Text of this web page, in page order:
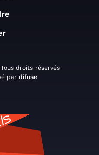
droits réservés
par difuse